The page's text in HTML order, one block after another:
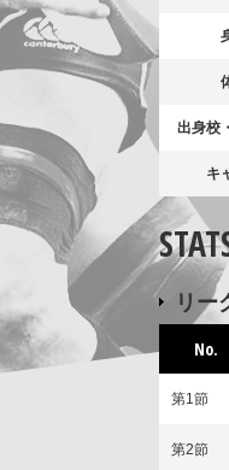
出身校
キ
リー
No.
第1節
第2節